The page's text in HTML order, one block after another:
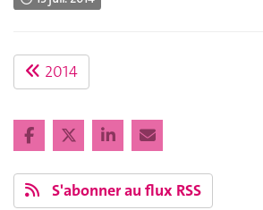
2014
S'abonner au flux RSS